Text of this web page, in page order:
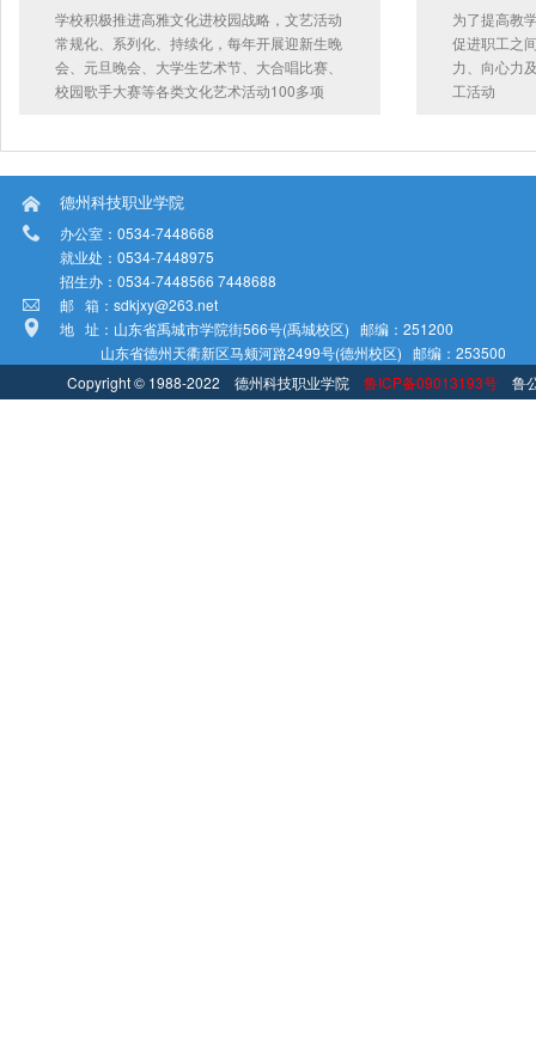
学校积极推进高雅文化进校园战略，文艺活动
常规化、系列化、持续化，每年开展迎新生晚
会、元旦晚会、大学生艺术节、大合唱比赛、
校园歌手大赛等各类文化艺术活动100多项
为了提高教
促进职工之
力、向心力
工活动
 德州科技职业学院

办公室：0534-7448668
就业处：0534-7448975
招生办：0534-7448566 7448688
 邮 箱：sdkjxy@263.net

地 址：山东省禹城市学院街566号(禹城校区) 邮编：251200
山东省德州天衢新区马颊河路2499号(德州校区) 邮编：253500
Copyright © 1988-2022 德州科技职业学院鲁ICP备09013193号 鲁